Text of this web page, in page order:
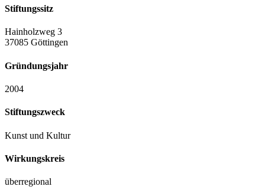
Stiftungssitz
Hainholzweg 3
37085 Göttingen
Gründungsjahr
2004
Stiftungszweck
Kunst und Kultur
Wirkungskreis
überregional